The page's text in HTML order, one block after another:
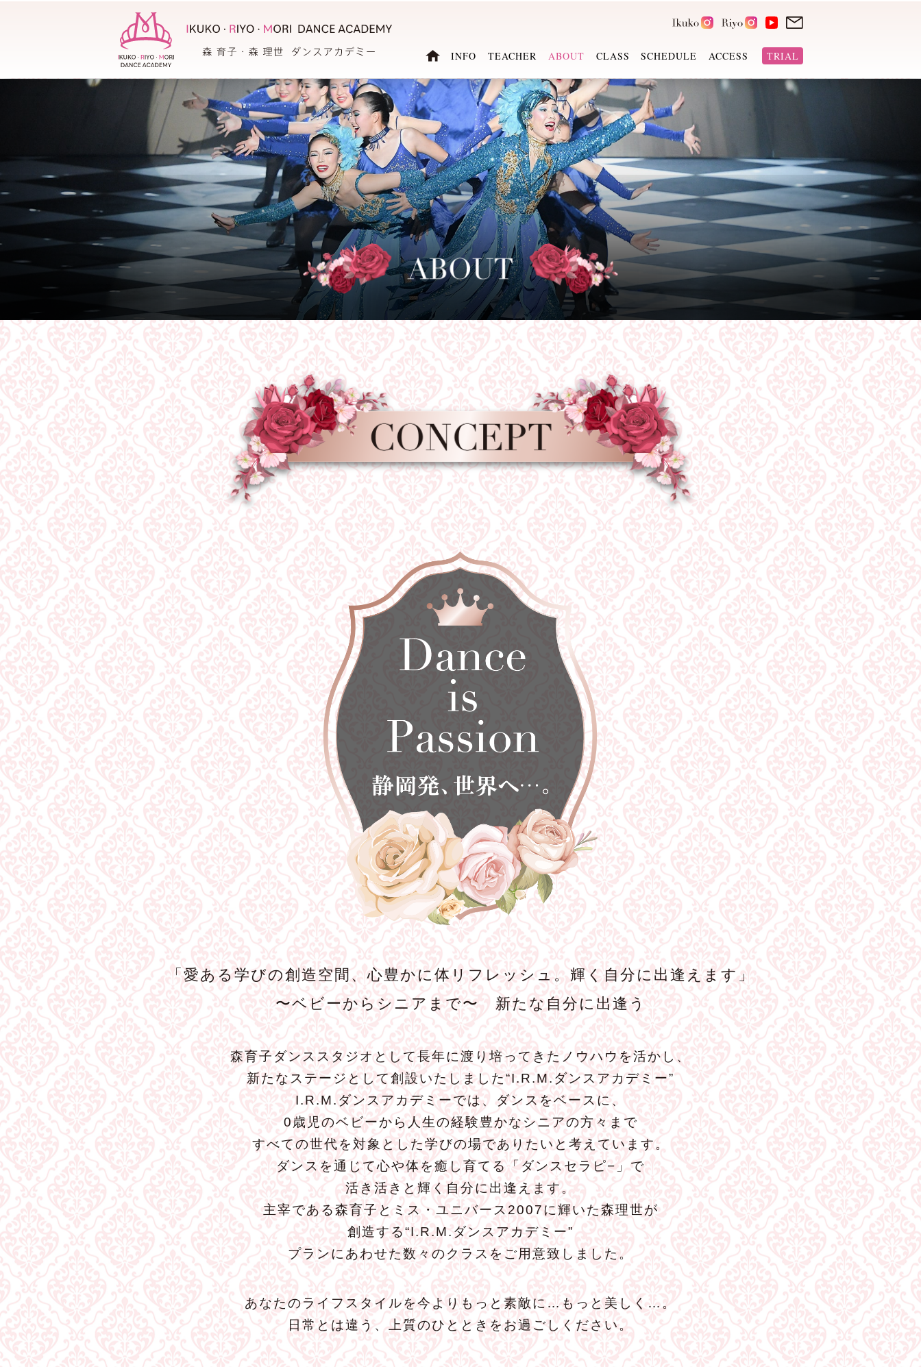
INFO TEACHER ABOUT CLASS SCHEDULE ACCESS TRIAL
「愛ある学びの創造空間、心豊かに体リフレッシュ。輝く自分に出逢えます」
〜ベビーからシニアまで〜 新たな自分に出逢う
森育子ダンススタジオとして長年に渡り培ってきたノウハウを活かし、
新たなステージとして創設いたしました“I.R.M.ダンスアカデミー”
I.R.M.ダンスアカデミーでは、ダンスをベースに、
0歳児のベビーから人生の経験豊かなシニアの方々まで
すべての世代を対象とした学びの場でありたいと考えています。
ダンスを通じて心や体を癒し育てる「ダンスセラピ−」で
活き活きと輝く自分に出逢えます。
主宰である森育子とミス・ユニバース2007に輝いた森理世が
創造する“I.R.M.ダンスアカデミー”
プランにあわせた数々のクラスをご用意致しました。
あなたのライフスタイルを今よりもっと素敵に…もっと美しく…。
日常とは違う、上質のひとときをお過ごしください。